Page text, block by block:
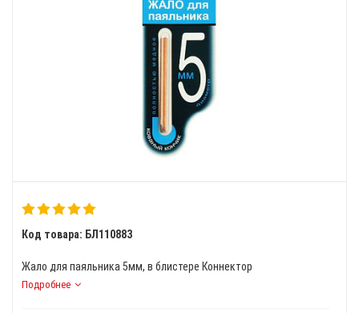
Код товара: БЛ110883
Жало для паяльника 5мм, в блистере Коннектор
Подробнее